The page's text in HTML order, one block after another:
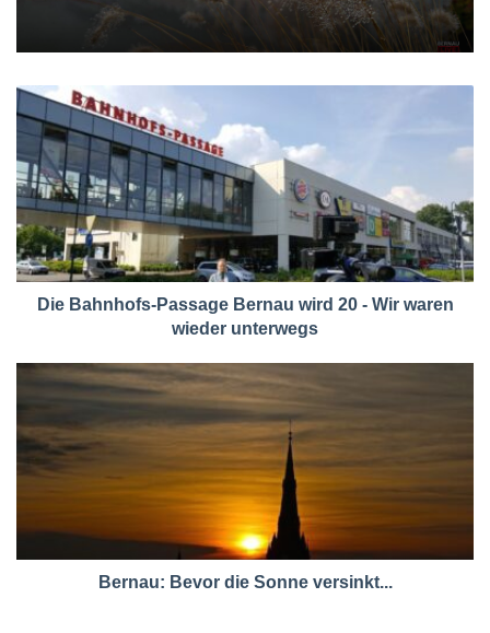
Die Bahnhofs-Passage Bernau wird 20 - Wir waren
wieder unterwegs
Bernau: Bevor die Sonne versinkt...